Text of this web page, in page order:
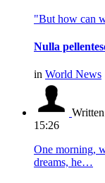
"But how can
Nulla
in World News
15:26
One morning,
dreams, he…